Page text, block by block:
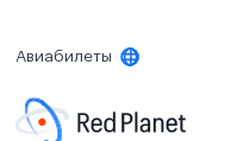
Авиабилеты